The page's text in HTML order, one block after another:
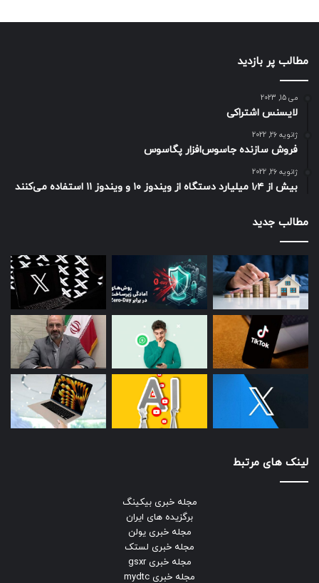
مطالب پر بازدید
می 15, 2023
لایسنس اشتراکی
ژانویه 26, 2022
فروش سازنده جاسوس‌افزار پگاسوس
ژانویه 26, 2022
بیش از ۱٫۴ میلیارد دستگاه از ویندوز ۱۰ و ویندوز ۱۱ استفاده می‌کنند
مطالب جدید
لینک های مرتبط
مجله خبری بیکینگ
برگزیده های ایران
مجله خبری یولن
مجله خبری لستک
مجله خبری gsxr
مجله خبری mydtc